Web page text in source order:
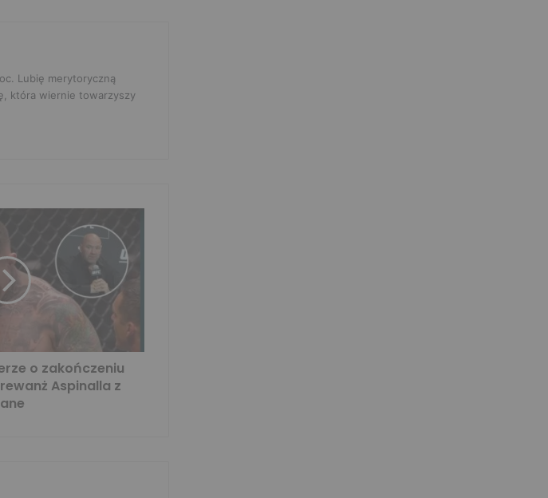
Lubię merytoryczną
która wiernie towarzyszy
o zakończeniu
rewanż Aspinalla z